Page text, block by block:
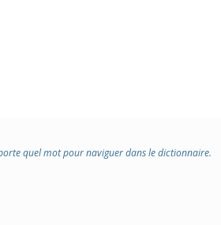
quel mot pour naviguer dans le dictionnaire.